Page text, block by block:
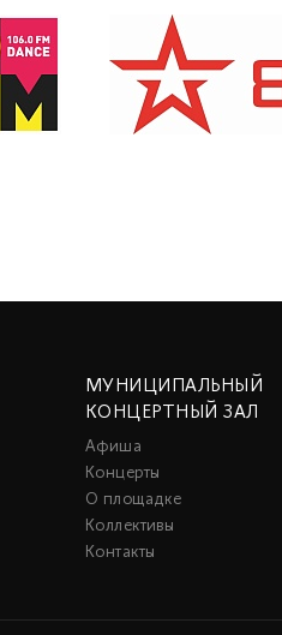
МУНИЦИПАЛЬНЫЙ
КОНЦЕРТНЫЙ ЗАЛ
Афиша
Концерты
О площадке
Коллективы
Контакты